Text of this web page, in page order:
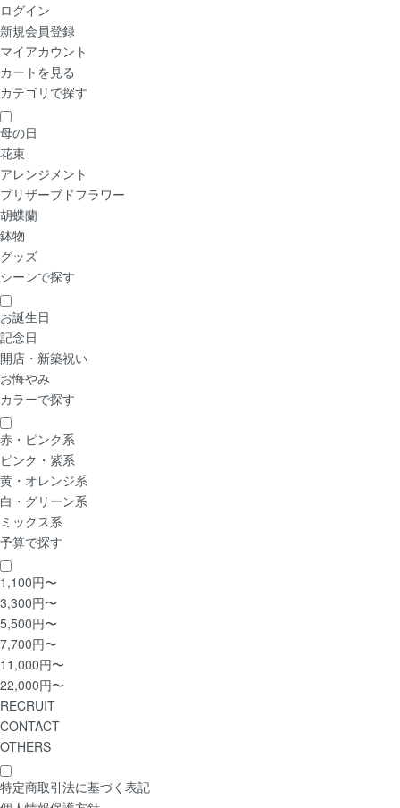
ログイン
新規会員登録
マイアカウント
カートを見る
カテゴリで探す
母の日
花束
アレンジメント
プリザーブドフラワー
胡蝶蘭
鉢物
グッズ
シーンで探す
お誕生日
記念日
開店・新築祝い
お悔やみ
カラーで探す
赤・ピンク系
ピンク・紫系
黄・オレンジ系
白・グリーン系
ミックス系
予算で探す
1,100円〜
3,300円〜
5,500円〜
7,700円〜
11,000円〜
22,000円〜
RECRUIT
CONTACT
OTHERS
特定商取引法に基づく表記